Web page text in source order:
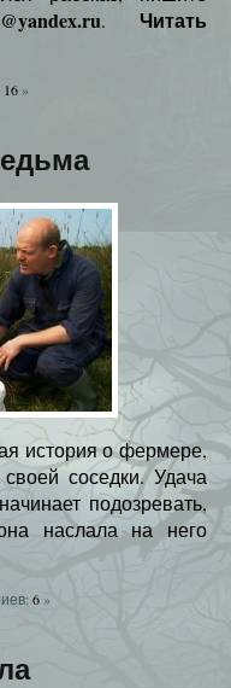
.
Читать
16 »
история о фермере,
соседки. Удача
подозревать,
наслала на него
6»